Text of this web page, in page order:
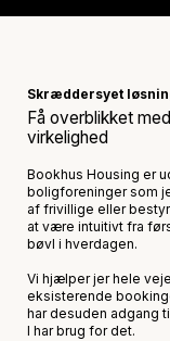
Skræddersyet
Få overblikket
virkelighed
Bookhus Housing er
boligforeninger som
af frivillige eller
at være intuitivt fra
bøvl i hverdagen.
Vi hjælper jer hele
eksisterende
har desuden adgang
I har brug for det.